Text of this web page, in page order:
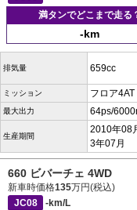
満タンでどこまで走る
-km
排気量 659cc
ミッション フロア4AT
最大出力 64ps/
生産期間
2010年08
3年07月
660 ビバーチェ 4WD
新車時価格135万円(税込)
JC08
-km/L